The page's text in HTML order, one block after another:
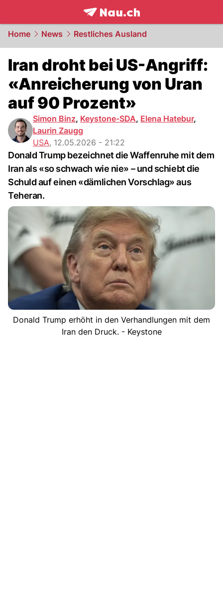
frontpage.NAU.ch
Home News Restliches Ausland
Iran droht bei US-Angriff:
«Anreicherung von Uran
auf 90 Prozent»
Simon Binz, Keystone-SDA, Elena Hatebur,
Laurin Zaugg
USA, 12.05.2026 - 21:22
Donald Trump bezeichnet die Waffenruhe mit dem
Iran als «so schwach wie nie» – und schiebt die
Schuld auf einen «dämlichen Vorschlag» aus
Teheran.
Donald Trump erhöht in den Verhandlungen mit dem
Iran den Druck. - Keystone